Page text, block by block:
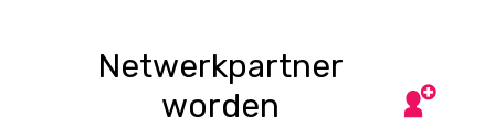
Netwerkpartner
worden